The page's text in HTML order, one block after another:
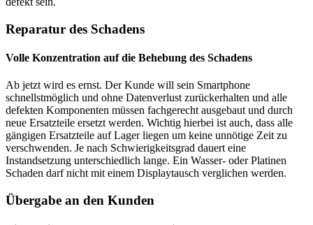
Reparatur des Schadens
Volle Konzentration auf die Behebung des Schadens
Ab jetzt wird es ernst. Der Kunde will sein Smartphone
schnellstmöglich und ohne Datenverlust zurückerhalten und alle
defekten Komponenten müssen fachgerecht ausgebaut und durch
neue Ersatzteile ersetzt werden. Wichtig hierbei ist auch, dass alle
gängigen Ersatzteile auf Lager liegen um keine unnötige Zeit zu
verschwenden. Je nach Schwierigkeitsgrad dauert eine
Instandsetzung unterschiedlich lange. Ein Wasser- oder Platinen
Schaden darf nicht mit einem Displaytausch verglichen werden.
Übergabe an den Kunden